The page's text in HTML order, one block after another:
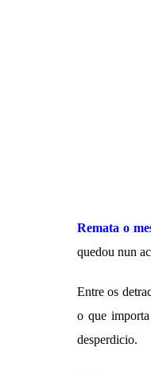
Remata o
quedou nun
Entre os
o que
desperdicio.